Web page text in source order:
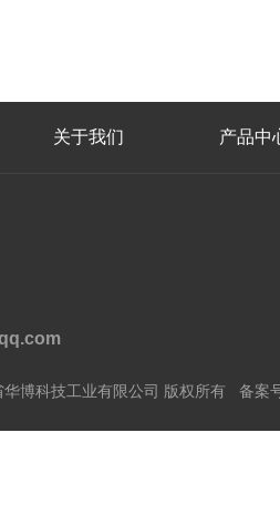
关于我们 产品中
博科技工业有限公司 版权所有 备案